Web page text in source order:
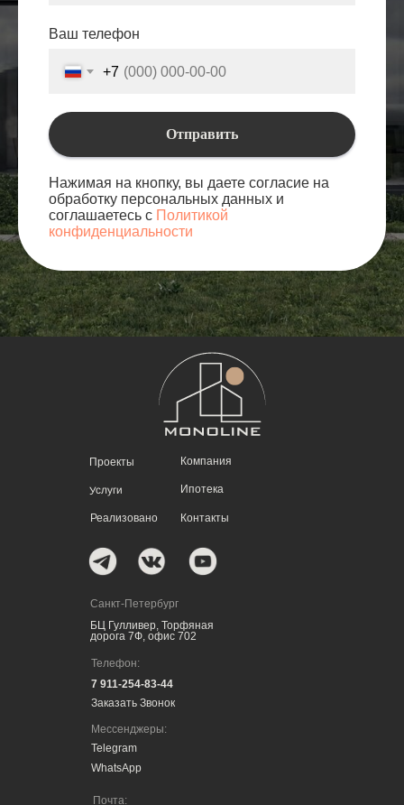
Ваш телефон
+7
Отправить
Нажимая на кнопку, вы даете согласие на
обработку персональных данных и
соглашаетесь с Политикой
конфиденциальности
Контакты
Ипотека
Компания
Реализовано
Услуги
WhatsApp
Telegram
Заказать Звонок
БЦ Гулливер, Торфяная
дорога 7Ф, офис 702
7 911-254-83-44
Почта:
Мессенджеры:
Телефон:
Санкт-Петербург
Проекты